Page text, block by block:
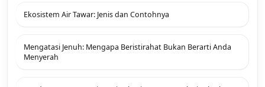
Ekosistem Air Tawar: Jenis dan Contohnya
Mengatasi Jenuh: Mengapa Beristirahat Bukan Berarti Anda
Menyerah